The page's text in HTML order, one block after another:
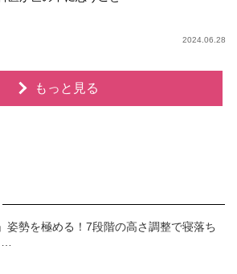
2024.06.28
もっと見る
姿勢を極める！7段階の高さ調整で寝落ち